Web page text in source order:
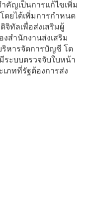
คัญเป็นการแก้ไขเพิ่ม
ดยได้เพิ่มการกำหนด
ทัลเพื่อส่งเสริมผู้
สำนักงานส่งเสริม
ริหารจัดการบัญชี โด
ระบบตรวจจับใบหน้า
เภทที่รัฐต้องการส่ง